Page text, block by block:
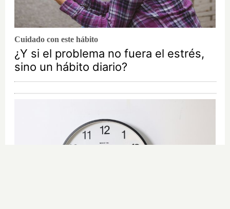
Cuidado con este hábito
¿Y si el problema no fuera el estrés,
sino un hábito diario?